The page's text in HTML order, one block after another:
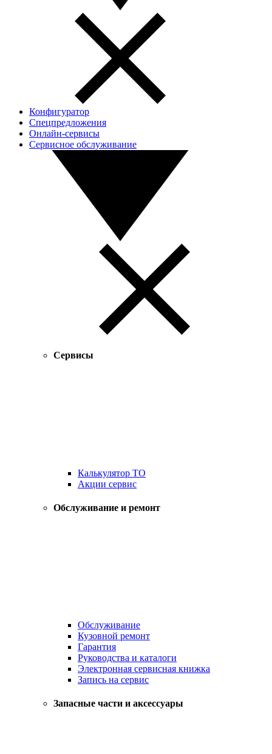
Конфигуратор
Спецпредложения
Онлайн-сервисы
Сервисное обслуживание
Сервисы
Калькулятор ТО
Акции сервис
Обслуживание и ремонт
Обслуживание
Кузовной ремонт
Гарантия
Руководства и каталоги
Электронная сервисная книжка
Запись на сервис
Запасные части и аксессуары